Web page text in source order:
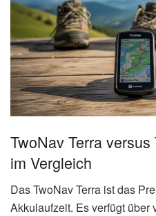
TwoNav Terra
im Vergleich
Das TwoNav Terra ist das
Akkulaufzeit. Es verfügt über